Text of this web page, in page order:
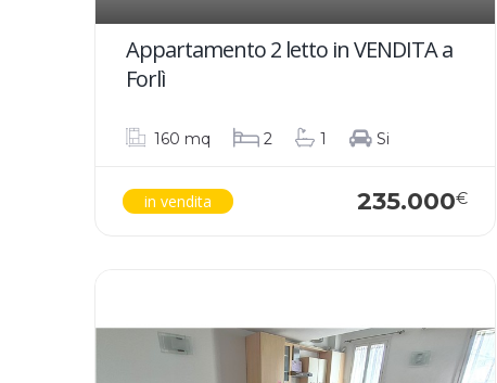
Appartamento 2 letto in VENDITA a
Forlì
160 mq 2 1 Si
in vendita 235.000€